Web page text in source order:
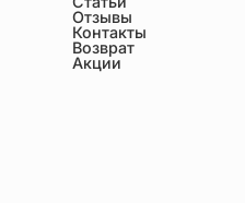
Отзывы
Контакты
Возврат
Акции